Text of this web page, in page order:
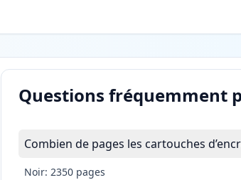
Questions fréquemment
Combien de pages les cartouches
Noir: 2350 pages